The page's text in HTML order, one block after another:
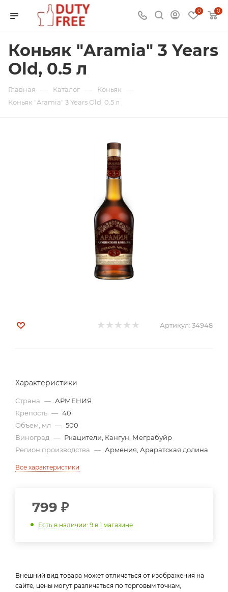
0 0
Коньяк "Aramia" 3 Years
Old, 0.5 л
Главная — Каталог — Коньяк —
Коньяк "Aramia" 3 Years Old, 0.5 л
Артикул: 34948
Характеристики
Страна — АРМЕНИЯ
Крепость — 40
Объем, мл — 500
Виноград — Ркацители, Кангун, Меграбуйр
Регион производства — Армения, Араратская долина
Все характеристики
799 ₽
Есть в наличии: 9 в 1 магазине
Внешний вид товара может отличаться от изображения на
сайте, цены могут различаться по торговым точкам,